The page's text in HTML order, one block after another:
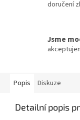
doručení
Jsme
Popis Diskuze
Detailní popis